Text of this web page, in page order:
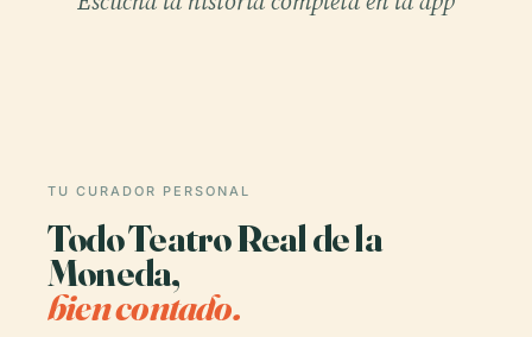
TU CURADOR PERSONAL
Todo Teatro Real de la
Moneda,
bien contado.